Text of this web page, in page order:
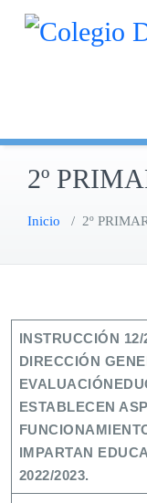
Saltar
2º
Inicio / 2º
INSTRUCCIÓN
DIRECCIÓN
ESTABLECEN
IMPARTAN
2022/2023.